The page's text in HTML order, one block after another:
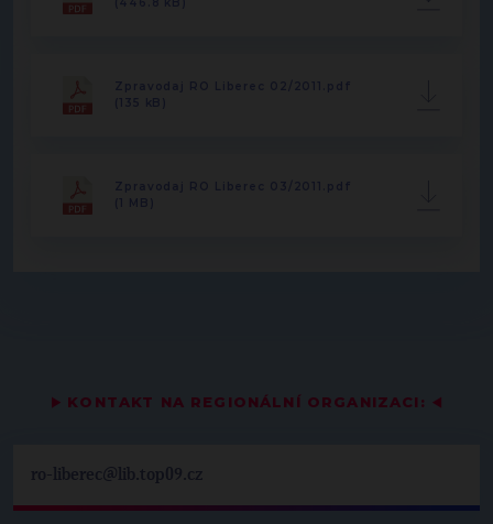
▶ KONTAKT NA REGIONÁLNÍ ORGANIZACI: ◀
ro-liberec@lib.top09.cz